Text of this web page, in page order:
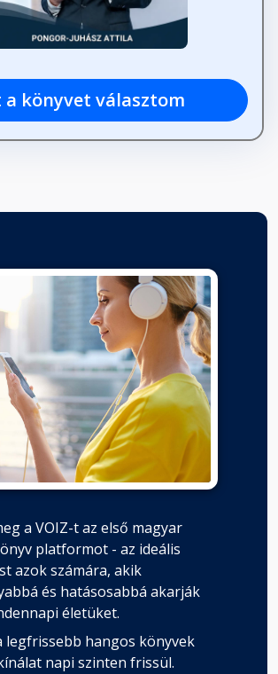
a könyvet választom
a VOIZ-t az első magyar
platformot - az ideális
azok számára, akik
és hatásosabbá akarják
életüket.
legfrissebb hangos könyvek
napi szinten frissül.